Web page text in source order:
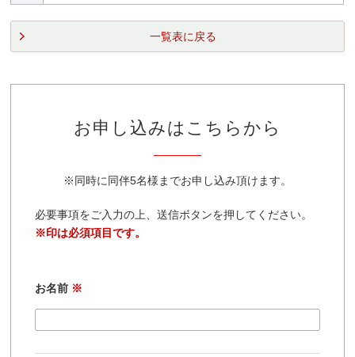
一覧表に戻る
お申し込みはこちらから
※同時に同伴5名様までお申し込み頂けます。
必要事項をご入力の上、送信ボタンを押してください。
※印は必須項目です。
お名前 ※